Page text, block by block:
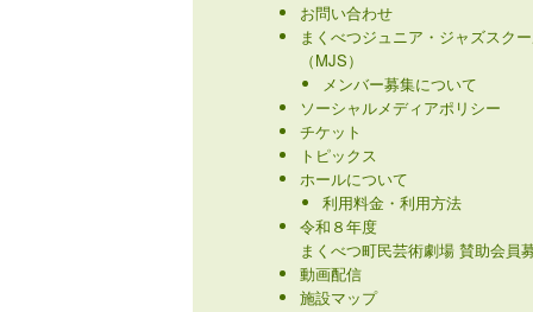
お問い合わせ
まくべつジュニア・ジャズスク
（MJS）
メンバー募集について
ソーシャルメディアポリシー
チケット
トピックス
ホールについて
利用料金・利用方法
令和８年度
まくべつ町民芸術劇場 賛助会員
動画配信
施設マップ